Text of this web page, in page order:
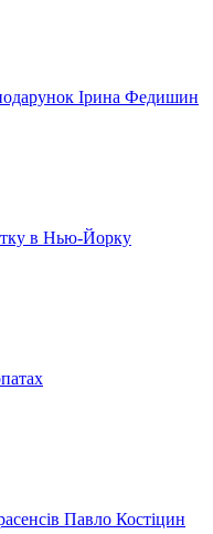
Ірина Федишин
в Нью-Йорку
Павло Костіцин